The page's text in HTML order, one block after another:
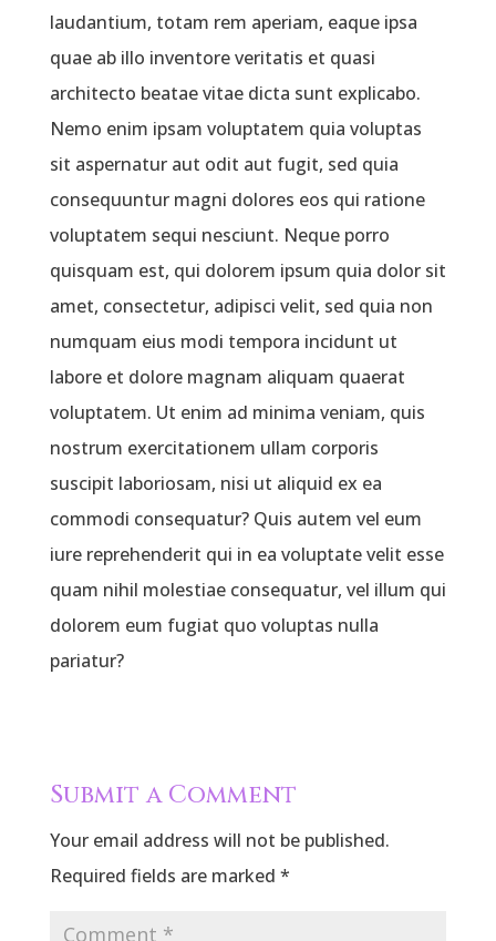
laudantium, totam rem aperiam, eaque ipsa
quae ab illo inventore veritatis et quasi
architecto beatae vitae dicta sunt explicabo.
Nemo enim ipsam voluptatem quia voluptas
sit aspernatur aut odit aut fugit, sed quia
consequuntur magni dolores eos qui ratione
voluptatem sequi nesciunt. Neque porro
quisquam est, qui dolorem ipsum quia dolor sit
amet, consectetur, adipisci velit, sed quia non
numquam eius modi tempora incidunt ut
labore et dolore magnam aliquam quaerat
voluptatem. Ut enim ad minima veniam, quis
nostrum exercitationem ullam corporis
suscipit laboriosam, nisi ut aliquid ex ea
commodi consequatur? Quis autem vel eum
iure reprehenderit qui in ea voluptate velit esse
quam nihil molestiae consequatur, vel illum qui
dolorem eum fugiat quo voluptas nulla
pariatur?
Submit a Comment
Your email address will not be published.
Required fields are marked *